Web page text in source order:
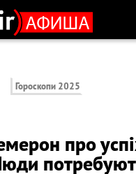
Гороскопи 2025
про